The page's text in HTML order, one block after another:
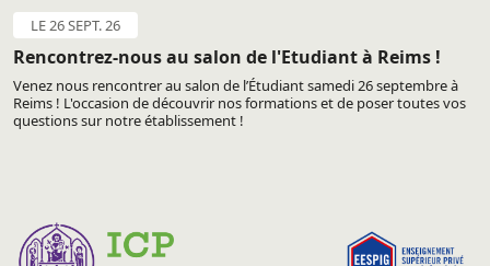
LE 26 SEPT. 26
Rencontrez-nous au salon de l'Etudiant à Reims !
Venez nous rencontrer au salon de l’Étudiant samedi 26 septembre à
Reims ! L'occasion de découvrir nos formations et de poser toutes vos
questions sur notre établissement !